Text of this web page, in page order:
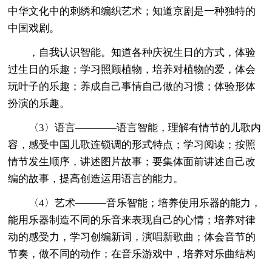
中华文化中的刺绣和编织艺术；知道京剧是一种独特的
中国戏剧。
，自我认识智能。知道各种庆祝生日的方式，体验
过生日的乐趣；学习照顾植物，培养对植物的爱，体会
玩叶子的乐趣；养成自己事情自己做的习惯；体验形体
扮演的乐趣。
〈3〉语言————语言智能，理解有情节的儿歌内
容，感受中国儿歌连锁调的形式特点；学习阅读；按照
情节发生顺序，讲述图片故事；要集体面前讲述自己改
编的故事，提高创造运用语言的能力。
〈4〉艺术———音乐智能；培养使用乐器的能力，
能用乐器制造不同的乐音来表现自己的心情；培养对律
动的感受力，学习创编新词，演唱新歌曲；体会音节的
节奏，做不同的动作；在音乐游戏中，培养对乐曲结构